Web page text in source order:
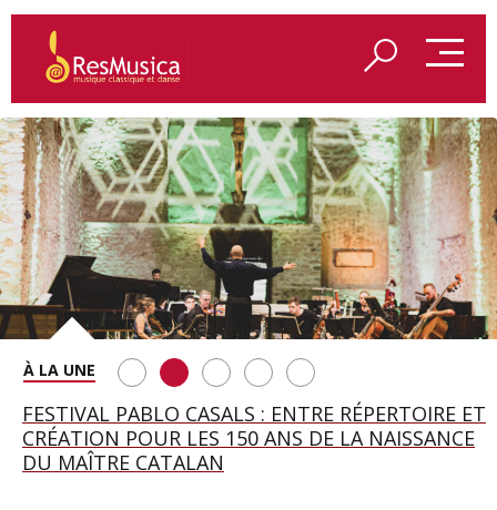
SAINT FRANÇOIS D’ASSISE À SALZBOURG, UNE
SOIRÉE IMMENSE PORTÉE PAR ROMEO
CASTELLUCCI ET MAXIME PASCAL
FESTIVAL PABLO CASALS : ENTRE RÉPERTOIRE ET
CRÉATION POUR LES 150 ANS DE LA NAISSANCE
DU MAÎTRE CATALAN
A BAYREUTH, LE 150E ANNIVERSAIRE DU RING
WAGNÉRIEN GÉNÉRÉ PAR L’IA
BETSY JOLAS FÊTE SON CENTIÈME
ANNIVERSAIRE
GEORGE BENJAMIN : « MES PARENTS AVAIENT
CETTE EXIGENCE DE L’OBJET CISELÉ »